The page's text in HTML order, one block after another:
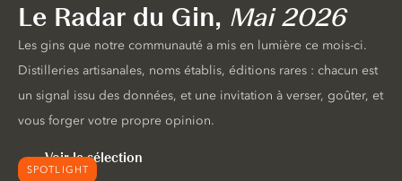
SPOTLIGHT
Le Radar du Gin, Mai 2026
Les gins que notre communauté a mis en lumière ce mois-ci.
Distilleries artisanales, noms établis, éditions rares : chacun est
un signal issu des données, et une invitation à verser, goûter, et
vous forger votre propre opinion.
Voir la sélection